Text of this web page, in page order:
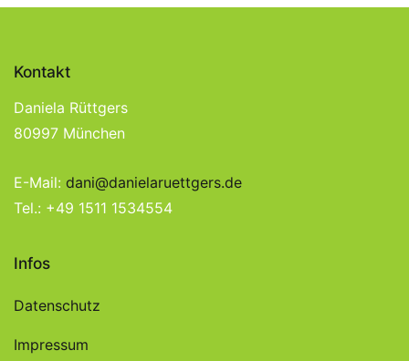
Kontakt
Daniela Rüttgers
80997 München
E-Mail: dani@danielaruettgers.de
Tel.: +49 1511 1534554
Infos
Datenschutz
Impressum